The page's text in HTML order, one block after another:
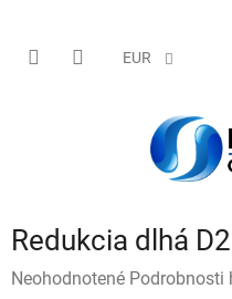
obsah
EUR
Redukcia dlhá
Priemerné
Neohodnotené Podrobnosti